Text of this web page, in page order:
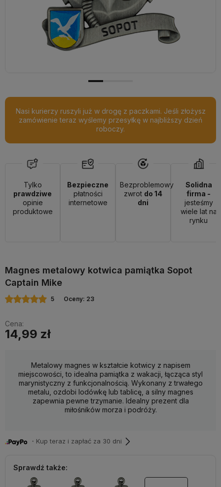
Nasi kurierzy ruszyli już w drogę z paczkami. Jeśli złożysz
zamówienie teraz wyślemy przesyłkę w najbliższy dzień
roboczy.
Tylko
prawdziwe
opinie
produktowe
Bezpieczne
płatności
internetowe
Bezproblemowy
zwrot do 14
dni
Solidna
firma -
jesteśmy
wiele lat na
rynku
Magnes metalowy kotwica pamiątka Sopot
Captain Mike
5 Oceny: 23
Cena:
14,99 zł
Metalowy magnes w kształcie kotwicy z napisem
miejscowości, to idealna pamiątka z wakacji, łącząca styl
marynistyczny z funkcjonalnością. Wykonany z trwałego
metalu, ozdobi lodówkę lub tablicę, a silny magnes
zapewnia pewne trzymanie. Idealny prezent dla
miłośników morza i podróży.
・Kup teraz i zapłać za 30 dni
Sprawdź także: